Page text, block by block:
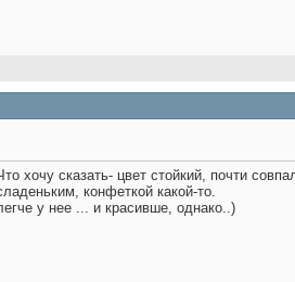
хочу сказать- цвет стойкий, почти
конфеткой какой-то.
у нее ... и красивше, однако..)